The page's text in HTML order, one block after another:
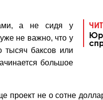
а не сидя у
не важно, что у
тысяч баксов или
большое
проект не о сотне